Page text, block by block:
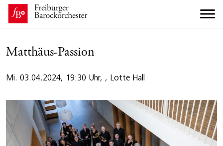
Matthäus-Passion
Mi. 03.04.2024, 19:30 Uhr, , Lotte Hall